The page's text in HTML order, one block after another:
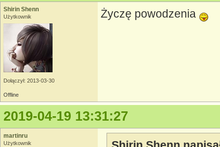
Shirin Shenn
Użytkownik
Dołączył: 2013-03-30
Życzę powodzenia
Offline
2019-04-19 13:31:27
martinru
Użytkownik